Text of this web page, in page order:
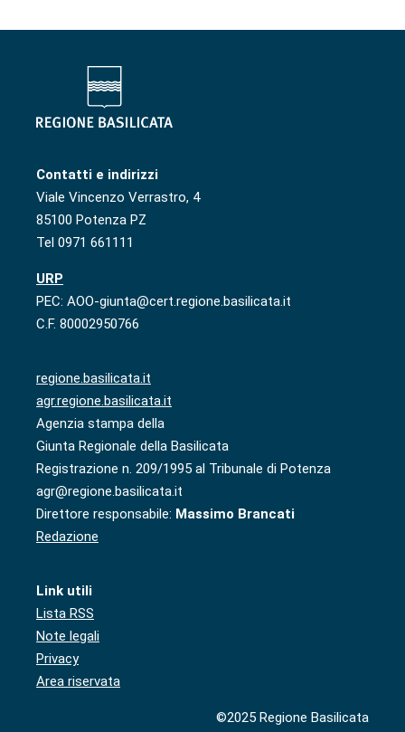
Contatti e indirizzi
Viale Vincenzo Verrastro, 4
85100 Potenza PZ
Tel 0971 661111
URP
PEC: AOO-giunta@cert.regione.basilicata.it
C.F. 80002950766
regione.basilicata.it
agr.regione.basilicata.it
Agenzia stampa della
Giunta Regionale della Basilicata
Registrazione n. 209/1995 al Tribunale di Potenza
agr@regione.basilicata.it
Direttore responsabile: Massimo Brancati
Redazione
Link utili
Lista RSS
Note legali
Privacy
Area riservata
©2025 Regione Basilicata